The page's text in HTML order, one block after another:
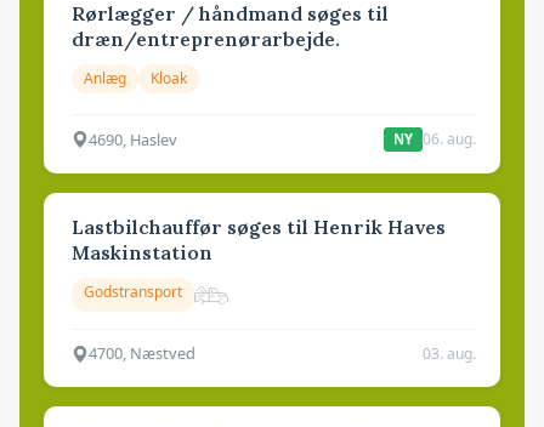
Rørlægger / håndmand søges til
dræn/entreprenørarbejde.
Anlæg Kloak
4690, Haslev NY 06. aug.
Lastbilchauffør søges til Henrik Haves
Maskinstation
Godstransport
4700, Næstved 03. aug.